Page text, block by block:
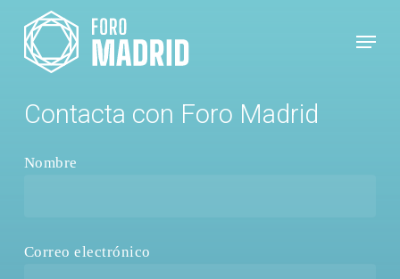
main
Menu
Contacta con Foro Madrid
Nombre
Correo electrónico